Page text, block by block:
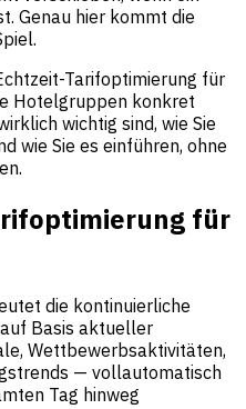
Genau hier kommt die
Tarifoptimierung für
Hotelgruppen konkret
wichtig sind, wie Sie
wie Sie es einführen, ohne
für
die kontinuierliche
Basis aktueller
Wettbewerbsaktivitäten,
— vollautomatisch
Tag hinweg